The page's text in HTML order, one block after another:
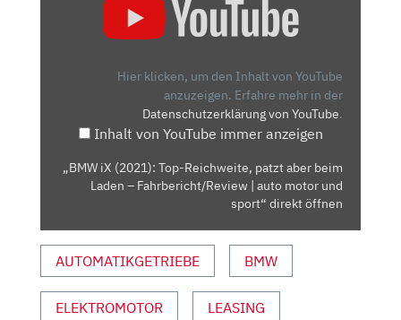
REICHWEITE,
LADEN
AUTO
MOTOR
UND
SPORT“
Hier klicken, um den Inhalt von YouTube
anzuzeigen. Erfahre mehr in der
Datenschutzerklärung von YouTube.
Inhalt von YouTube immer anzeigen
„BMW iX (2021): Top-Reichweite, patzt aber beim
Laden – Fahrbericht/Review | auto motor und
sport“ direkt öffnen
AUTOMATIKGETRIEBE BMW
ELEKTROMOTOR LEASING